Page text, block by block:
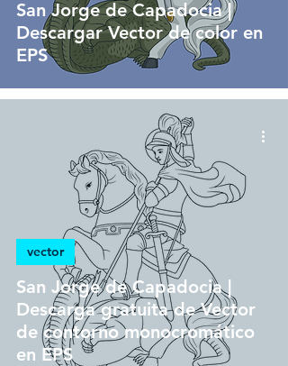
San Jorge de Capadocia |
Descargar Vector de color en
EPS
San Jorge de Capadocia |
Descarga gratuita de Vector
de contorno monocromático
en EPS
vector